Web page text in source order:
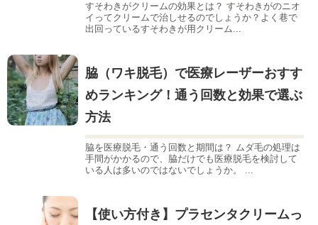
すそわきがクリームの効果とは？ すそわきがのニオ
イってクリームで治しせるのでしょうか？よく巷で
出回っているすそわきが用クリーム...
脇（ワキ脱毛）で医療レーザーおすす
めランキング！通う回数と効果で選ぶ
方法
脇を医療脱毛・通う回数と期間は？ ムダ毛の処理は
手間がかかるので、脇だけでも医療脱毛を検討して
いる人は多いのではないでしょうか。 ...
【使い方付き】プラセンタクリームっ